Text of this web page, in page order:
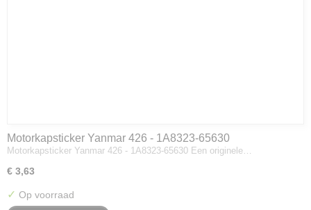
Motorkapsticker Yanmar 426 - 1A8323-65630
Motorkapsticker Yanmar 426 - 1A8323-65630 Een originele…
€ 3,63
✓ Op voorraad